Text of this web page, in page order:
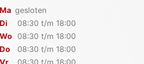
Ma gesloten
Di
08:30 t/m 18:00
Wo 08:30 t/m 18:00
Do
08:30 t/m 18:00